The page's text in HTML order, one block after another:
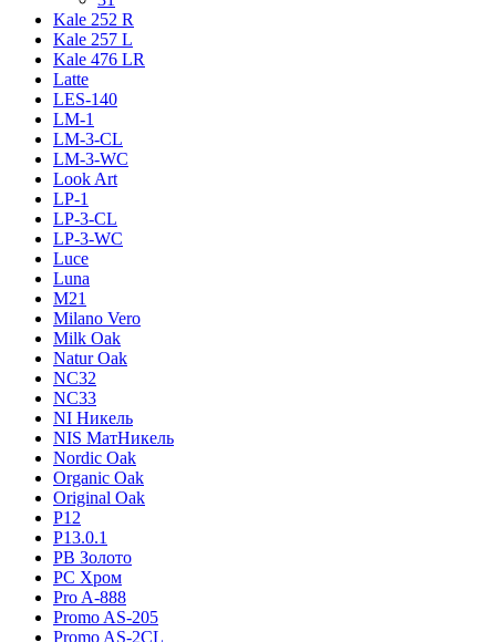
Kale 252 R
Kale 257 L
Kale 476 LR
Latte
LES-140
LM-1
LM-3-CL
LM-3-WC
Look Art
LP-1
LP-3-CL
LP-3-WC
Luce
Luna
M21
Milano Vero
Milk Oak
Natur Oak
NC32
NC33
NI Никель
NIS МатНикель
Nordic Oak
Organic Oak
Original Oak
P12
P13.0.1
PB Золото
PC Хром
Pro A-888
Promo AS-205
Promo AS-2CL